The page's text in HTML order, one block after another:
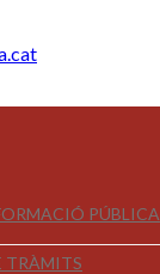
PÚBLICA
TRÀMITS